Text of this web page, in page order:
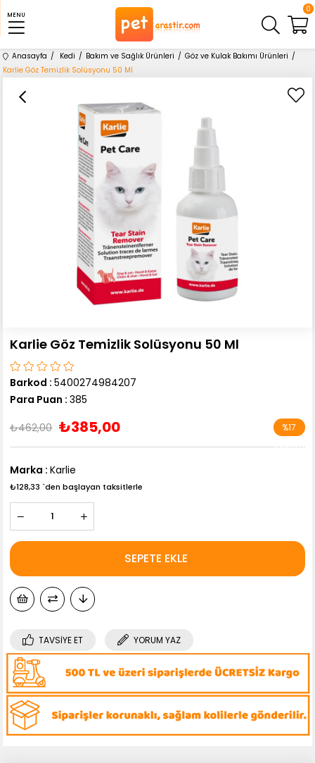
MENU
0
Anasayfa Kedi Bakım ve Sağlık Ürünleri
Göz ve Kulak Bakımı Ürünleri
Karlie Göz Temizlik Solüsyonu 50 Ml
Karlie Göz Temizlik Solüsyonu 50 Ml
Barkod : 5400274984207
Para Puan : 385
₺462,00 ₺385,00 %17
İndirim
Marka : Karlie
₺128,33 `den başlayan taksitlerle
TAVSIYE ET YORUM YAZ